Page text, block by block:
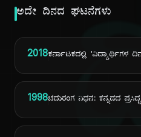
ಅದೇ ದಿನದ ಘಟನೆಗಳು
2018ಕರ್ನಾಟಕದಲ್ಲಿ 'ವಿದ್ಯಾರ್ಥಿಗಳ
1998ಚದುರಂಗ ನಿಧನ: ಕನ್ನಡದ